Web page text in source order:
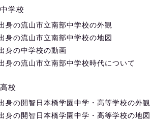
学校
身の流山市立南部中学校の外観
身の流山市立南部中学校の地図
身の中学校の動画
身の流山市立南部中学校時代について
校
身の開智日本橋学園中学・高等学校の外観
身の開智日本橋学園中学・高等学校の地図